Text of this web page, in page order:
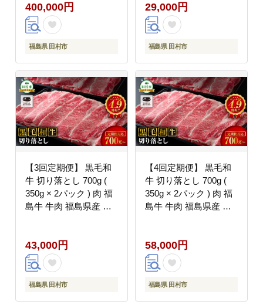
答 ギフト プレゼント
人気 ランキング おすす
め グルメ イチオシ 福
島県 福島 ふくしま 田
精肉店 N009-006
400,000円
福島県 田村市
29,000円
福島県 田村市
【3回定期便】 黒毛和
牛 切り落とし 700g (
350g × 2パック ) 肉 福
島牛 牛肉 福島県産 田
43,000円
福島県 田村市
【4回定期便】 黒毛和
牛 切り落とし 700g (
350g × 2パック ) 肉 福
島牛 牛肉 福島県産 田
58,000円
福島県 田村市